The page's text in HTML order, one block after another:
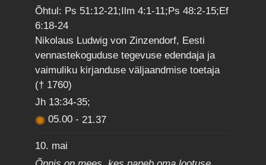
Õhtul: Ps 51:12-21;Ilm 4:1-11;Ps 48:2-15;Ef
6:18-24
Nikolaus Ludwig von Zinzendorf, Eesti
vennastekoguduse tegevuse edendaja ja
vaimuliku kirjanduse väljaandmise toetaja
(† 1760)
Jh 13:34-35;
05.00- 21.37
10. mai